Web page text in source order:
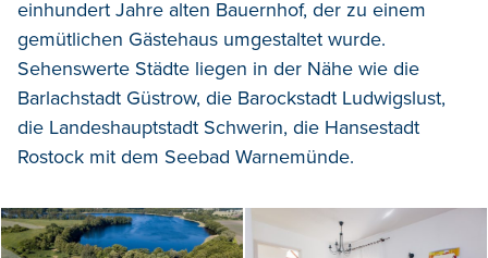
einhundert Jahre alten Bauernhof, der zu einem
gemütlichen Gästehaus umgestaltet wurde.
Sehenswerte Städte liegen in der Nähe wie die
Barlachstadt Güstrow, die Barockstadt Ludwigslust,
die Landeshauptstadt Schwerin, die Hansestadt
Rostock mit dem Seebad Warnemünde.